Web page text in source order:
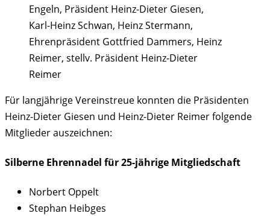
Engeln, Präsident Heinz-Dieter Giesen,
Karl-Heinz Schwan, Heinz Stermann,
Ehrenpräsident Gottfried Dammers, Heinz
Reimer, stellv. Präsident Heinz-Dieter
Reimer
Für langjährige Vereinstreue konnten die Präsidenten
Heinz-Dieter Giesen und Heinz-Dieter Reimer folgende
Mitglieder auszeichnen:
Silberne Ehrennadel für 25-jährige Mitgliedschaft
Norbert Oppelt
Stephan Heibges